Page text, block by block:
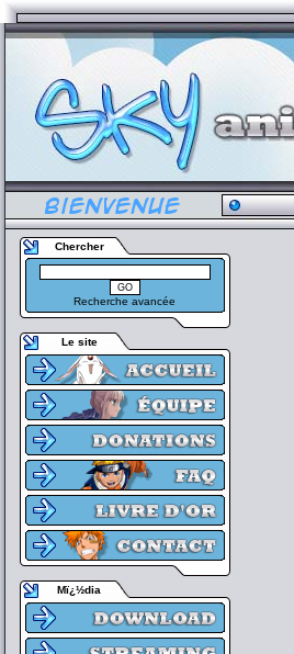
Chercher
Recherche avancée
Le site
Mï¿½dia